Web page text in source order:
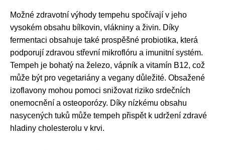
Možné zdravotní výhody tempehu spočívají v jeho
vysokém obsahu bílkovin, vlákniny a živin. Díky
fermentaci obsahuje také prospěšné probiotika, která
podporují zdravou střevní mikroflóru a imunitní systém.
Tempeh je bohatý na železo, vápník a vitamín B12, což
může být pro vegetariány a vegany důležité. Obsažené
izoflavony mohou pomoci snižovat riziko srdečních
onemocnění a osteoporózy. Díky nízkému obsahu
nasycených tuků může tempeh přispět k udržení zdravé
hladiny cholesterolu v krvi.